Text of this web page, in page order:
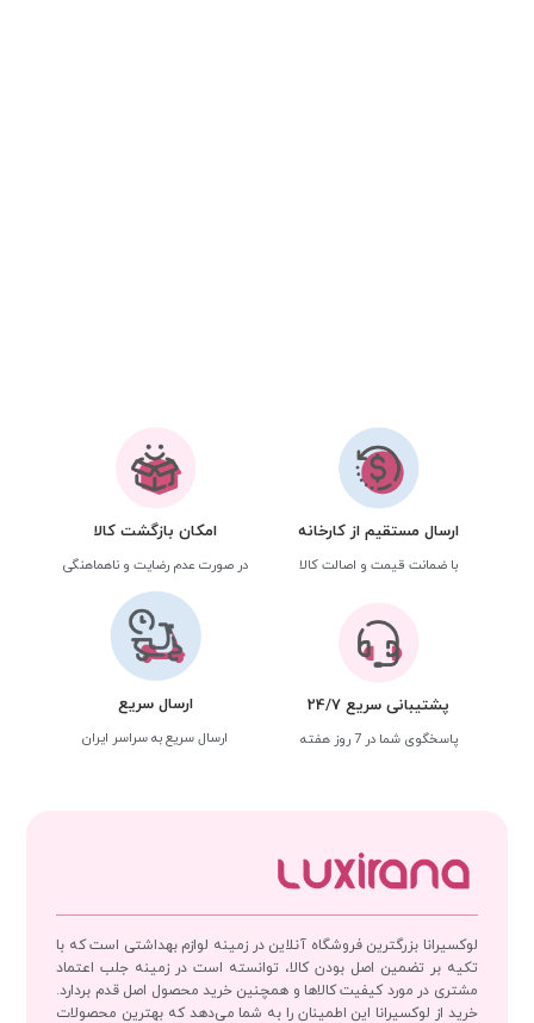
ارسال مستقیم از کارخانه
با ضمانت قیمت و اصالت کالا
امکان بازگشت کالا
در صورت عدم رضایت و ناهماهنگی
پشتیبانی سریع 24/7
پاسخگوی شما در 7 روز هفته
ارسال سریع
ارسال سریع به سراسر ایران
لوکسیرانا بزرگترین فروشگاه آنلاین در زمینه لوازم بهداشتی است که با
تکیه بر تضمین اصل بودن کالا، توانسته است در زمینه جلب اعتماد
مشتری در مورد کیفیت کالاها و همچنین خرید محصول اصل قدم بردارد.
خرید از لوکسیرانا این اطمینان را به شما می‌دهد که بهترین محصولات